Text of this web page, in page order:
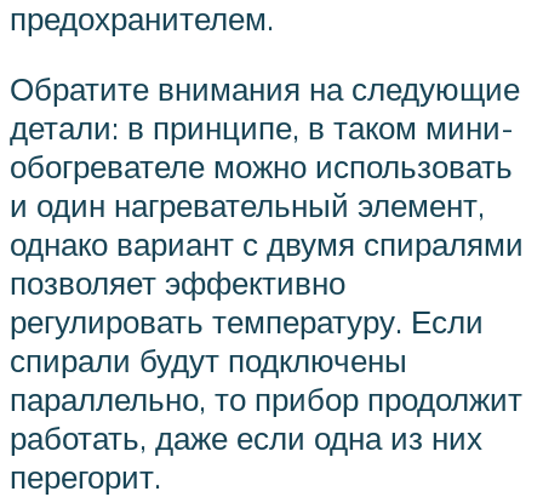
предохранителем.
Обратите внимания на следующие
детали: в принципе, в таком мини-
обогревателе можно использовать
и один нагревательный элемент,
однако вариант с двумя спиралями
позволяет эффективно
регулировать температуру. Если
спирали будут подключены
параллельно, то прибор продолжит
работать, даже если одна из них
перегорит.